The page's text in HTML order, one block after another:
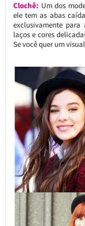
Clochê: Um dos
ele tem as abas
exclusivamente
laços e cores
Se você quer um